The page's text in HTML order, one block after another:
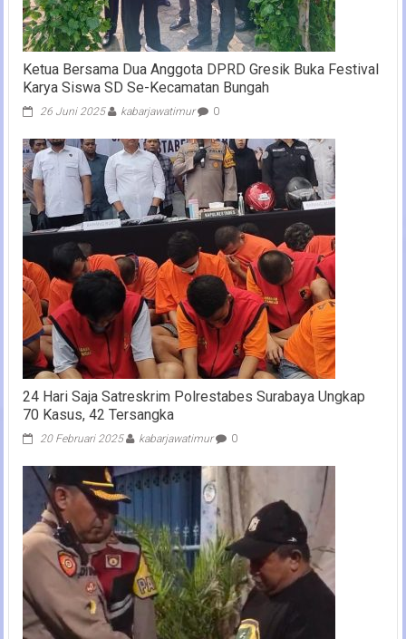
Ketua Bersama Dua Anggota DPRD Gresik Buka Festival
Karya Siswa SD Se-Kecamatan Bungah
26 Juni 2025 kabarjawatimur 0
24 Hari Saja Satreskrim Polrestabes Surabaya Ungkap
70 Kasus, 42 Tersangka
20 Februari 2025 kabarjawatimur 0